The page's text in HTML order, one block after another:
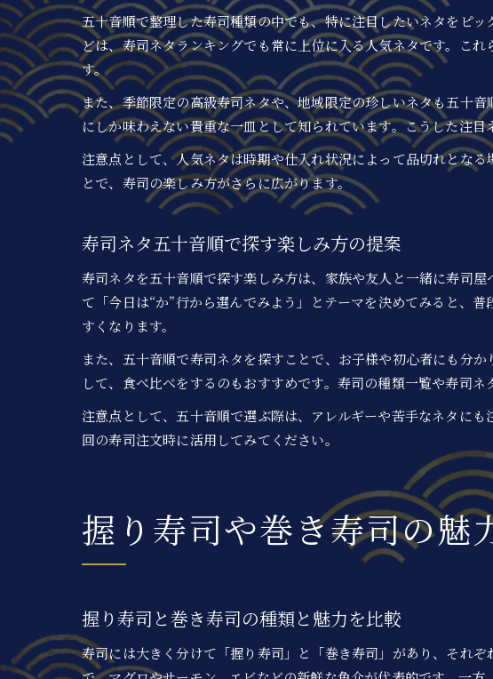
五十音順で整理した寿司種類の中でも、特に注目したいネタをピ
どは、寿司ネタランキングでも常に上位に入る人気ネタです。こ
す。
また、季節限定の高級寿司ネタや、地域限定の珍しいネタも五十
にしか味わえない貴重な一皿として知られています。こうした注
注意点として、人気ネタは時期や仕入れ状況によって品切れとな
とで、寿司の楽しみ方がさらに広がります。
寿司ネタ五十音順で探す楽しみ方の提案
寿司ネタを五十音順で探す楽しみ方は、家族や友人と一緒に寿司
て「今日は“か”行から選んでみよう」とテーマを決めてみると、
すくなります。
また、五十音順で寿司ネタを探すことで、お子様や初心者にも分
して、食べ比べをするのもおすすめです。寿司の種類一覧や寿司
注意点として、五十音順で選ぶ際は、アレルギーや苦手なネタに
回の寿司注文時に活用してみてください。
握り寿司や巻き寿司の魅
握り寿司と巻き寿司の種類と魅力を比較
寿司には大きく分けて「握り寿司」と「巻き寿司」があり、それ